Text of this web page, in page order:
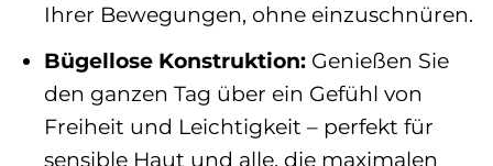
Ihrer Bewegungen, ohne einzuschnüren.
Bügellose Konstruktion:Genießen Sie
den ganzen Tag über ein Gefühl von
Freiheit und Leichtigkeit – perfekt für
sensible Haut und alle, die maximalen